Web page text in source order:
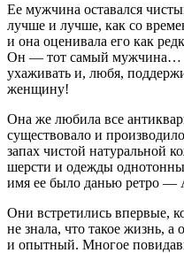
Ее мужчина оставался
лучше и лучше, как со
и она оценивала его как
Он — тот самый мужчина…
ухаживать и, любя,
женщину!
Она же любила все
существовало и
запах чистой натуральной
шерсти и одежды
имя ее было данью ретро —
Они встретились впервые,
не знала, что такое жизнь,
и опытный. Многое